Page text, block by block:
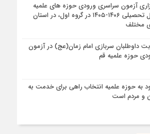
آزمون سراسری ورودی حوزه های علمیه
سال تحصیلی ۱۴۰۶-۱۴۰۵ در گروه اول، در استان
مختلف
داوطلبان سربازی امام زمان(عج) در آزمون
حوزه علمیه قم
به حوزه علمیه انتخاب راهی برای خدمت به
و مردم است